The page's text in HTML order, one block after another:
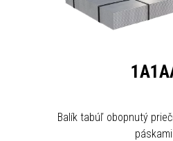
Balík tabúľ obopnutý
páskami.